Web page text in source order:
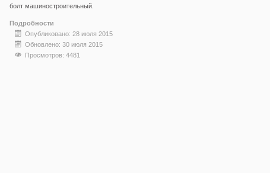
болт машиностроительный.
Подробности
Опубликовано: 28 июля 2015
Обновлено: 30 июля 2015
Просмотров: 4481